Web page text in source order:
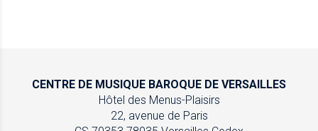
CENTRE DE MUSIQUE BAROQUE DE VERSAILLES
Hôtel des Menus-Plaisirs
22, avenue de Paris